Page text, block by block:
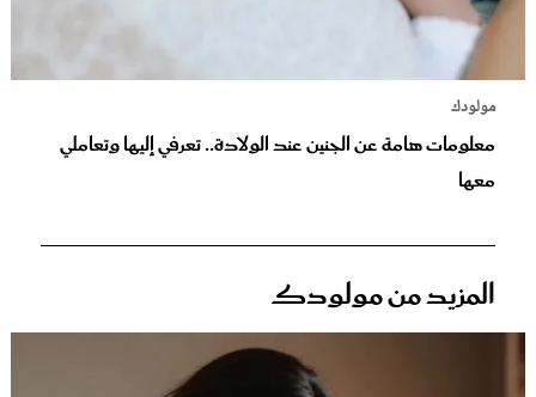
مولودك
معلومات هامة عن الجنين عند الولادة.. تعرفي إليها وتعاملي
معها
المزيد من مولودك